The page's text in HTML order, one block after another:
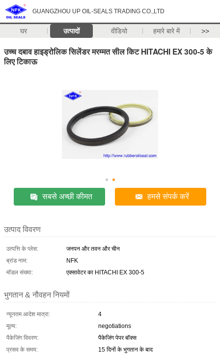
GUANGZHOU UP OIL-SEALS TRADING CO.,LTD
घर उत्पादों वीडियो हमारे बारे में >>
उच्च दबाव हाइड्रोलिक सिलेंडर मरम्मत सील किट HITACHI EX 300-5 के
लिए टिकाऊ
सबसे अच्छी कीमत हमसे संपर्क करें
उत्पाद विवरण
उत्पत्ति के प्लेस:
जनपन और तवन और चीन
ब्रांड नाम:
NFK
मॉडल संख्या:
एक्सावेटर का HITACHI EX 300-5
भुगतान & नौवहन नियमों
न्यूनतम आदेश मात्रा:
4
मूल्य:
negotiations
पैकेजिंग विवरण:
पैकेजिंग पेपर बॉक्स
प्रसव के समय:
15 दिनों के भुगतान के बाद